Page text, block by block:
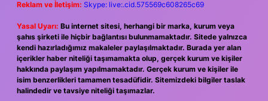
Reklam ve İletişim: Skype: live:.cid.575569c608265c69
Yasal Uyarı: Bu internet sitesi, herhangi bir marka, kurum veya
şahıs şirketi ile hiçbir bağlantısı bulunmamaktadır. Sitede yalnızca
kendi hazırladığımız makaleler paylaşılmaktadır. Burada yer alan
içerikler haber niteliği taşımamakta olup, gerçek kurum ve kişiler
hakkında paylaşım yapılmamaktadır. Gerçek kurum ve kişiler ile
isim benzerlikleri tamamen tesadüfidir. Sitemizdeki bilgiler taslak
halindedir ve tavsiye niteliği taşımazlar.